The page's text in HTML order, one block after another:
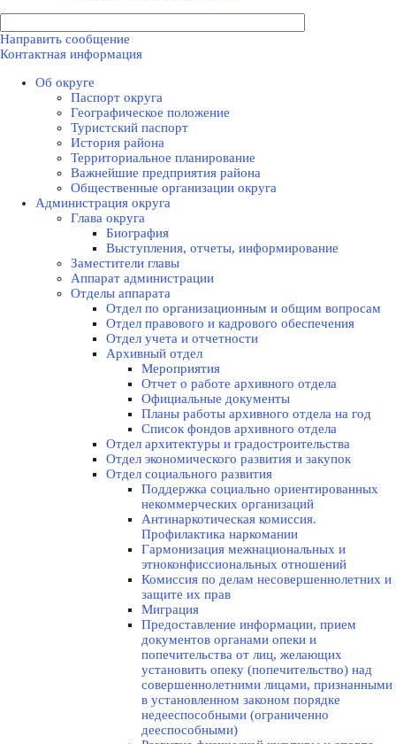
Направить сообщение
Контактная информация
Об округе
Паспорт округа
Географическое положение
Туристский паспорт
История района
Территориальное планирование
Важнейшие предприятия района
Общественные организации округа
Администрация округа
Глава округа
Биография
Выступления, отчеты, информирование
Заместители главы
Аппарат администрации
Отделы аппарата
Отдел по организационным и общим вопросам
Отдел правового и кадрового обеспечения
Отдел учета и отчетности
Архивный отдел
Мероприятия
Отчет о работе архивного отдела
Официальные документы
Планы работы архивного отдела на год
Список фондов архивного отдела
Отдел архитектуры и градостроительства
Отдел экономического развития и закупок
Отдел социального развития
Поддержка социально ориентированных
некоммерческих организаций
Антинаркотическая комиссия.
Профилактика наркомании
Гармонизация межнациональных и
этноконфиссиональных отношений
Комиссия по делам несовершеннолетних и
защите их прав
Миграция
Предоставление информации, прием
документов органами опеки и
попечительства от лиц, желающих
установить опеку (попечительство) над
совершеннолетними лицами, признанными
в установленном законом порядке
недееспособными (ограниченно
дееспособными)